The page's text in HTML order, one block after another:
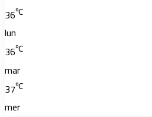
36℃
lun
36℃
mar
37℃
mer